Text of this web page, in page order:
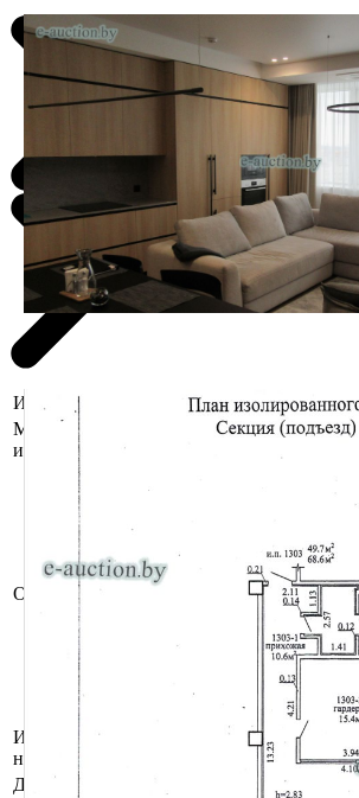
Информация о предмете торгов
Местоположение
имущества
Минская область,
Описание
Сведения об
Наименование:
Назначение:
Право собственности:
Республики Беларусь.
*Имеются
содержащимся в
ведомости технических
прилагаются).
Инвентарный
номер
600/D-100565
Должник
Вашкевич Николай